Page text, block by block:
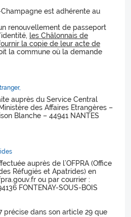
est adhérente au
renouvellement de passeport
les Châlonnais de
la copie de leur acte de
la commune où la demande
auprès du Service Central
des Affaires Etrangères –
Blanche – 44941 NANTES
auprès de l’OFPRA (Office
Réfugiés et Apatrides) en
ou par courrier :
FONTENAY-SOUS-BOIS
précise dans son article 29 que